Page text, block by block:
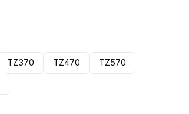
TZ370 TZ470
TZ570